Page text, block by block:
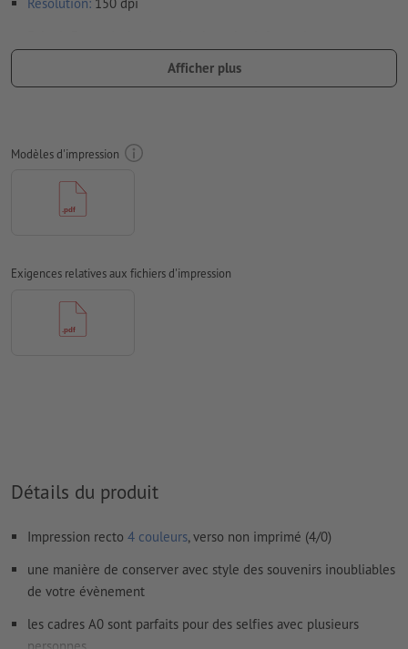
Les polices de caractèresdoivent être incorporées ou les textes
Mode couleur :
CMJN, FOGRA51 (PSO Coated v3) pour les
papiers couchés
Nous ne vérifions pas les
commentairessont supprimés et ne seront ainsi pas
Le contenu des
Afficher plus
Modèles d'impression
Exigences relatives aux fichiers d'impression
Détails du produit
Impression recto 4 couleurs, verso non imprimé (4/0)
une manière de conserver avec style des souvenirs inoubliables
de votre évènement
les cadres A0 sont parfaits pour des selfies avec plusieurs